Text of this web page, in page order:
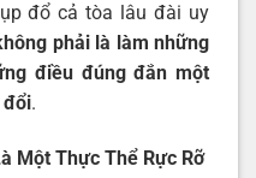
đổ cả tòa lâu đài uy
phải là làm những
điều đúng đắn một
đổi.
Một Thực Thể Rực Rỡ